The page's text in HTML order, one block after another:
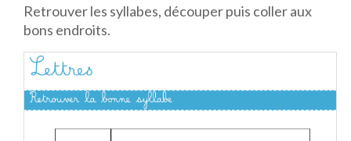
Retrouver les syllabes, découper puis coller aux
bons endroits.